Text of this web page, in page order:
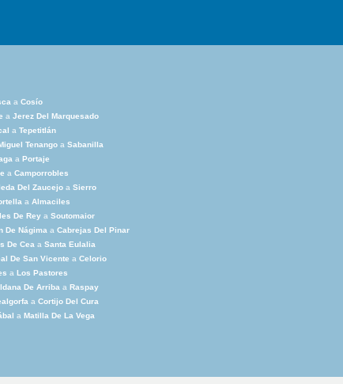
a Cosío
a Jerez Del Marquesado
a Tepetitlán
Tenango a Sabanilla
a Portaje
a Camporrobles
Del Zaucejo a Sierro
a Almaciles
De Rey a Soutomaior
De Nágima a Cabrejas Del Pinar
De Cea a Santa Eulalia
De San Vicente a Celorio
a Los Pastores
De Arriba a Raspay
a Cortijo Del Cura
a Matilla De La Vega